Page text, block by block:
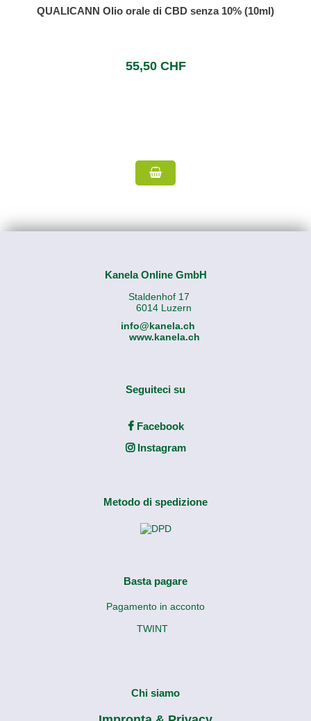
QUALICANN Olio orale di CBD senza 10% (10ml)
55,50 CHF
Kanela Online GmbH
Staldenhof 17
6014 Luzern
info@kanela.ch
www.kanela.ch
Seguiteci su
Facebook
Instagram
Metodo di spedizione
Basta pagare
Pagamento in acconto
TWINT
Chi siamo